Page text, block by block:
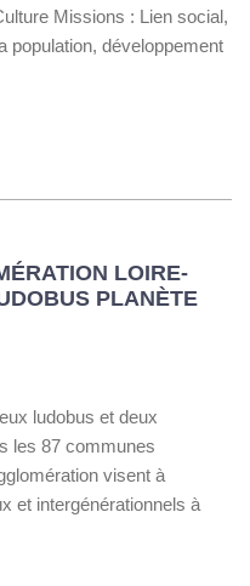
Missions : Lien social,
population, développement
LOIRE-
PLANÈTE
ludobus et deux
les 87 communes
visent à
et intergénérationnels à